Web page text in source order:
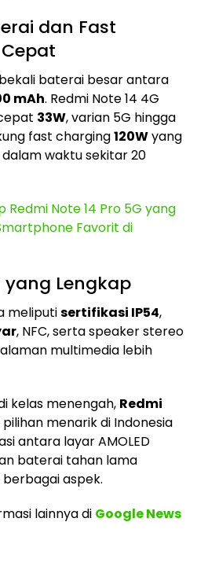
dan Fast
baterai besar antara
mAh. Redmi Note 14 4G
33W, varian 5G hingga
fast charging120Wyang
waktu sekitar 20
Redmi Note 14 Pro 5G yang
Favorit di
Lengkap
meliputisertifikasi IP54,
, NFC, serta speaker stereo
multimedia lebih
kelas menengah, Redmi
menarik di Indonesia
antara layar AMOLED
baterai tahan lama
aspek.
lainnyadi Google News